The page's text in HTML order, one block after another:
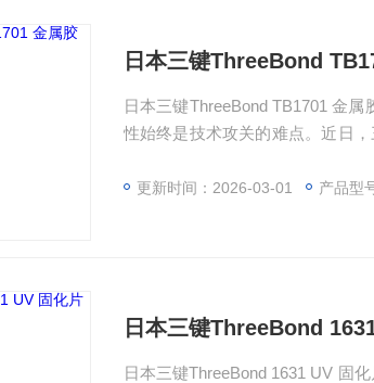
日本三键ThreeBond
日本三键ThreeBond TB1701 金属胶粘剂 在工业制造与电子设备领域，环境下的材料可靠
性始终是技术攻关的难点。近日
品，被多家头部企业评价为“全能
更新时间：2026-03-01 产品型
日本三键ThreeBond
日本三键ThreeBond 1631 UV 固